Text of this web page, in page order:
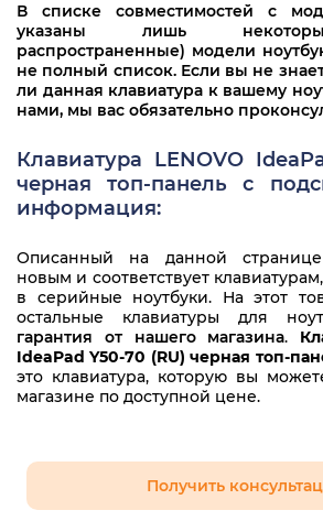
В списке совместимостей с
указаны лишь
распространенные) модели
не полный список. Если вы не
ли данная клавиатура к вашему
нами, мы вас обязательно
Клавиатура LENOVO
черная топ-панель с
информация:
Описанный на данной
новым и соответствует
в серийные ноутбуки. На этот
остальные клавиатуры для
гарантия от нашего магазина.
IdeaPad Y50-70 (RU) черная топ-
это клавиатура, которую вы
магазине по доступной цене.
Получить